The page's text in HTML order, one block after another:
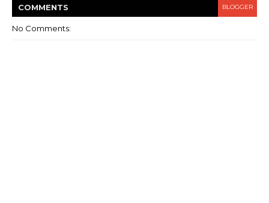
COMMENTS BLOGGER
No Comments: